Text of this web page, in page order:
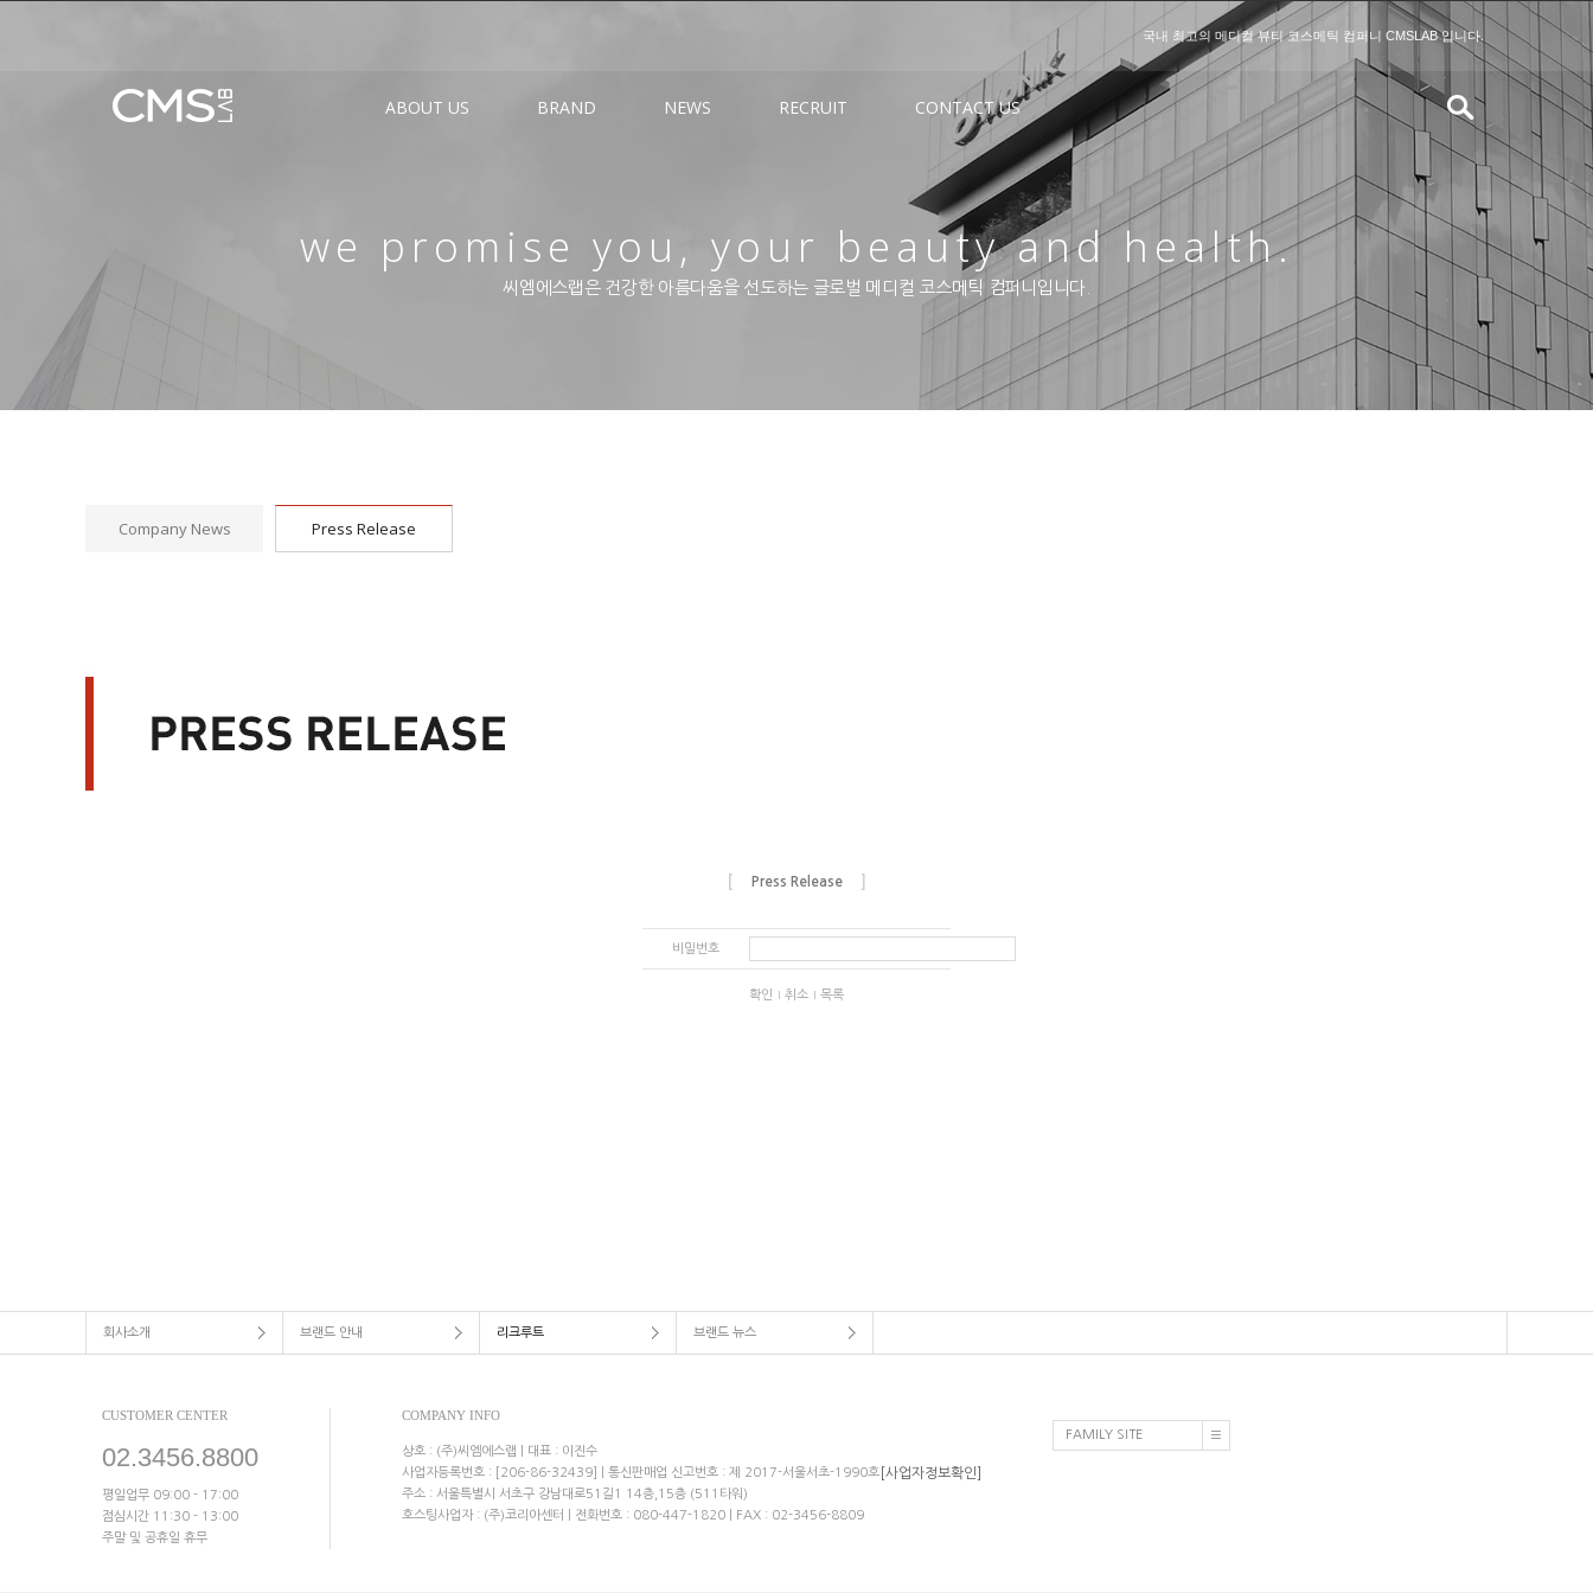
국내 최고의 메디컬 뷰티 코스메틱 컴퍼니 CMSLAB 입니다.
ABOUT US BRAND NEWS RECRUIT CONTACT US
we promise you, your beauty and health.
씨엠에스랩은 건강한 아름다움을 선도하는 글로벌 메디컬 코스메틱 컴퍼니입니다.
Company News Press Release
Press Release
비밀번호
확인 취소 목록
회사소개 브랜드 안내 리크루트 브랜드 뉴스
CUSTOMER CENTER
02.3456.8800
평일업무 09:00 - 17:00
점심시간 11:30 - 13:00
주말 및 공휴일 휴무
COMPANY INFO
상호 : (주)씨엠에스랩 | 대표 : 이진수
사업자등록번호 : [206-86-32439] | 통신판매업 신고번호 : 제 2017-서울서초-1990호 [사업자정보확인]
주소 : 서울특별시 서초구 강남대로51길1 14층,15층 (511타워)
호스팅사업자 : (주)코리아센터 | 전화번호 : 080-447-1820 | FAX : 02-3456-8809
FAMILY SITE